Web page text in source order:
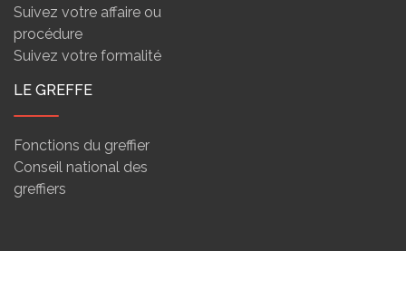
Suivez votre affaire ou
procédure
Suivez votre formalité
LE GREFFE
Fonctions du greffier
Conseil national des
greffiers